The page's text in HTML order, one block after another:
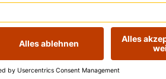
Expert:innen für Personalabteilungen,